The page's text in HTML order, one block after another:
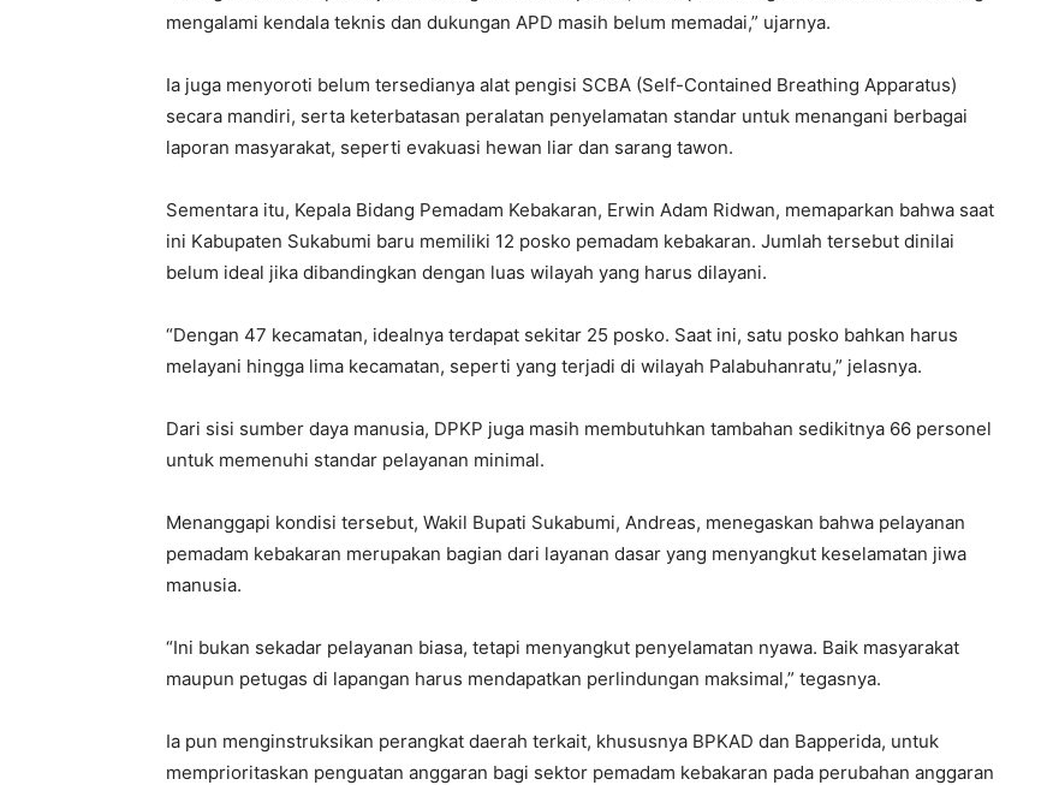
mengalami kendala teknis dan dukungan APD masih belum memadai,” ujarnya.
Ia juga menyoroti belum tersedianya alat pengisi SCBA (Self-Contained Breathing Apparatus)
secara mandiri, serta keterbatasan peralatan penyelamatan standar untuk menangani berbagai
laporan masyarakat, seperti evakuasi hewan liar dan sarang tawon.
Sementara itu, Kepala Bidang Pemadam Kebakaran, Erwin Adam Ridwan, memaparkan bahwa saat
ini Kabupaten Sukabumi baru memiliki 12 posko pemadam kebakaran. Jumlah tersebut dinilai
belum ideal jika dibandingkan dengan luas wilayah yang harus dilayani.
“Dengan 47 kecamatan, idealnya terdapat sekitar 25 posko. Saat ini, satu posko bahkan harus
melayani hingga lima kecamatan, seperti yang terjadi di wilayah Palabuhanratu,” jelasnya.
Dari sisi sumber daya manusia, DPKP juga masih membutuhkan tambahan sedikitnya 66 personel
untuk memenuhi standar pelayanan minimal.
Menanggapi kondisi tersebut, Wakil Bupati Sukabumi, Andreas, menegaskan bahwa pelayanan
pemadam kebakaran merupakan bagian dari layanan dasar yang menyangkut keselamatan jiwa
manusia.
“Ini bukan sekadar pelayanan biasa, tetapi menyangkut penyelamatan nyawa. Baik masyarakat
maupun petugas di lapangan harus mendapatkan perlindungan maksimal,” tegasnya.
Ia pun menginstruksikan perangkat daerah terkait, khususnya BPKAD dan Bapperida, untuk
memprioritaskan penguatan anggaran bagi sektor pemadam kebakaran pada perubahan anggaran